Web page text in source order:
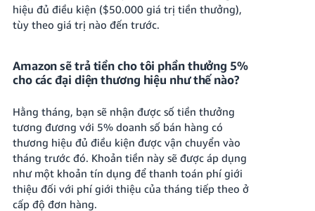
hiệu đủ điều kiện ($50.000 giá trị tiền thưởng),
tùy theo giá trị nào đến trước.
Amazon sẽ trả tiền cho tôi phần thưởng 5%
cho các đại diện thương hiệu như thế nào?
Hằng tháng, bạn sẽ nhận được số tiền thưởng
tương đương với 5% doanh số bán hàng có
thương hiệu đủ điều kiện được vận chuyển vào
tháng trước đó. Khoản tiền này sẽ được áp dụng
như một khoản tín dụng để thanh toán phí giới
thiệu đối với phí giới thiệu của tháng tiếp theo ở
cấp độ đơn hàng.